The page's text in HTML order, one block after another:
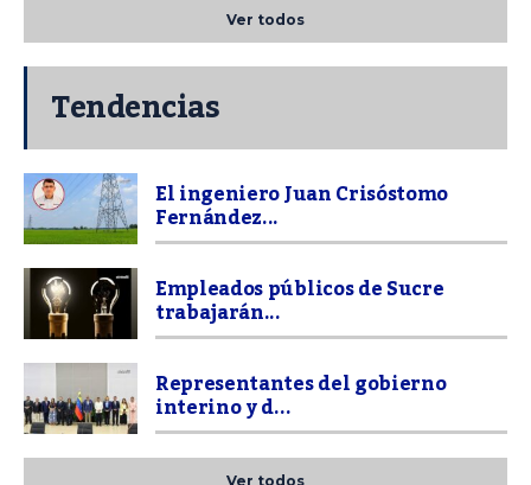
Ver todos
Tendencias
El ingeniero Juan Crisóstomo
Fernández...
Empleados públicos de Sucre
trabajarán...
Representantes del gobierno
interino y d...
Ver todos